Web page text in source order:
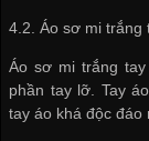
4.2. Áo sơ mi trắng
Áo sơ mi trắng
phần tay lỡ. Tay
tay áo khá độc đáo